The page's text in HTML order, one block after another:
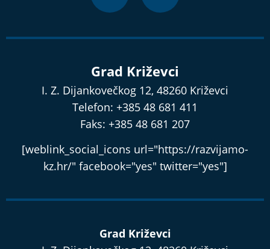
Grad Križevci
I. Z. Dijankovečkog 12, 48260 Križevci
Telefon: +385 48 681 411
Faks: +385 48 681 207
[weblink_social_icons url="https://razvijamo-
kz.hr/" facebook="yes" twitter="yes"]
Grad Križevci